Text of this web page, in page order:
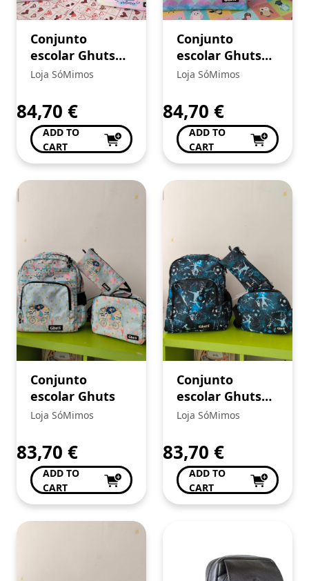
Conjunto
escolar Ghuts
Unicórnio 🦄
Loja SóMimos
84,70 €
ADD TO
CART
Conjunto
escolar Ghuts
“Sereia” Lovely
Loja SóMimos
84,70 €
ADD TO
CART
Conjunto
escolar Ghuts
Loja SóMimos
83,70 €
ADD TO
CART
Conjunto
escolar Ghuts
match up 19
Loja SóMimos
83,70 €
ADD TO
CART